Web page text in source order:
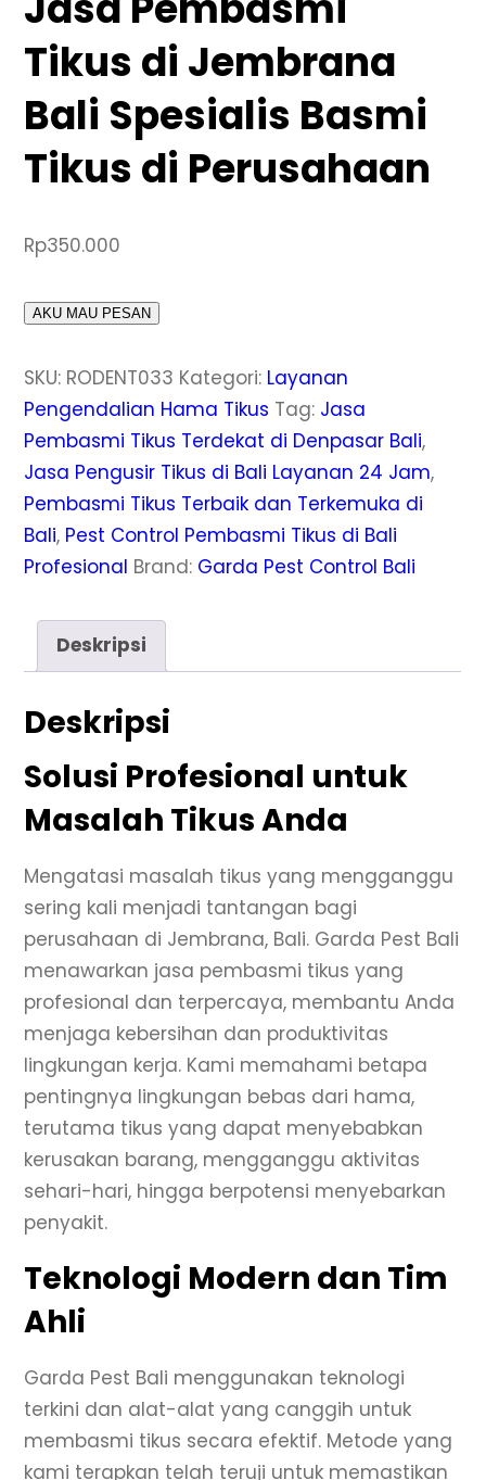
Tikus di Jembrana
Bali Spesialis Basmi
Tikus di Perusahaan
Rp350.000
AKU MAU PESAN
SKU: RODENT033 Kategori: Layanan
Pengendalian Hama Tikus Tag: Jasa
Pembasmi Tikus Terdekat di Denpasar Bali,
Jasa Pengusir Tikus di Bali Layanan 24 Jam,
Pembasmi Tikus Terbaik dan Terkemuka di
Bali, Pest Control Pembasmi Tikus di Bali
Profesional Brand: Garda Pest Control Bali
Deskripsi
Deskripsi
Solusi Profesional untuk
Masalah Tikus Anda
Mengatasi masalah tikus yang mengganggu
sering kali menjadi tantangan bagi
perusahaan di Jembrana, Bali. Garda Pest Bali
menawarkan jasa pembasmi tikus yang
profesional dan terpercaya, membantu Anda
menjaga kebersihan dan produktivitas
lingkungan kerja. Kami memahami betapa
pentingnya lingkungan bebas dari hama,
terutama tikus yang dapat menyebabkan
kerusakan barang, mengganggu aktivitas
sehari-hari, hingga berpotensi menyebarkan
penyakit.
Teknologi Modern dan Tim
Ahli
Garda Pest Bali menggunakan teknologi
terkini dan alat-alat yang canggih untuk
membasmi tikus secara efektif. Metode yang
kami terapkan telah teruji untuk memastikan